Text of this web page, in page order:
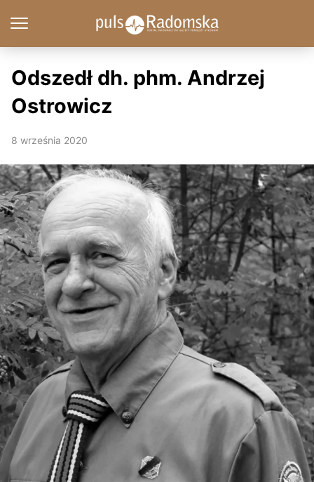
Odszedł dh. phm. Andrzej
Ostrowicz
8 września 2020